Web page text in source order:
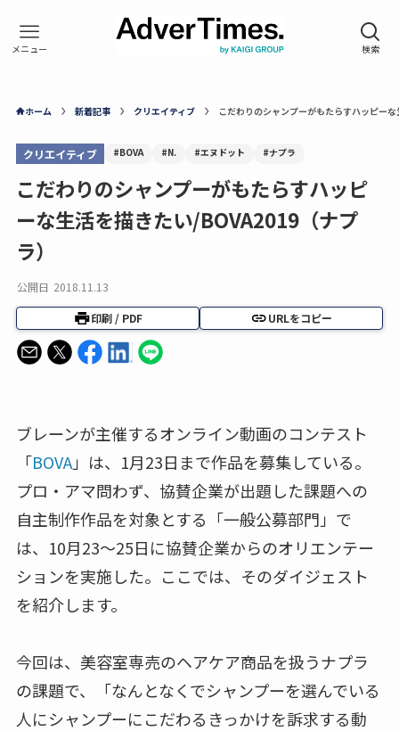
ホーム 新着記事 クリエイティブ こだわりのシャンプーがもたらすハッピー
クリエイティブ #BOVA #N. #エヌドット #ナプラ
こだわりのシャンプーがもたらすハッピ
ーな生活を描きたい/BOVA2019（ナプ
ラ）
公開日 2018.11.13
印刷 / PDF URLをコピー
ブレーンが主催するオンライン動画のコンテスト
「BOVA」は、1月23日まで作品を募集している。
プロ・アマ問わず、協賛企業が出題した課題への
自主制作作品を対象とする「一般公募部門」で
は、10月23～25日に協賛企業からのオリエンテー
ションを実施した。ここでは、そのダイジェスト
を紹介します。
今回は、美容室専売のヘアケア商品を扱うナプラ
の課題で、「なんとなくでシャンプーを選んでいる
人にシャンプーにこだわるきっかけを訴求する動